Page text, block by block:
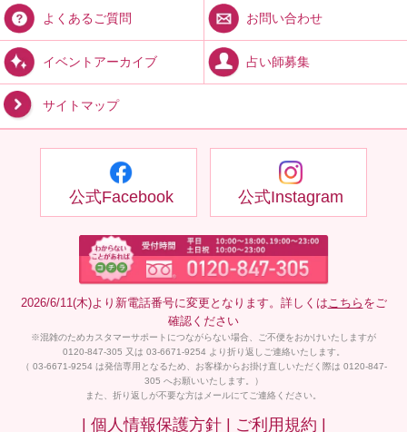
よくあるご質問 お問い合わせ
イベントアーカイブ 占い師募集
サイトマップ
公式Facebook 公式Instagram
2026/6/11(木)より新電話番号に変更となります。詳しくは こちら をご
確認ください
※混雑のためカスタマーサポートにつながらない場合、ご不便をおかけいたしますが
0120-847-305 又は 03-6671-9254 より折り返しご連絡いたします。
（ 03-6671-9254 は発信専用となるため、お客様からお掛け直しいただく際は 0120-847-
305 へお願いいたします。）
また、折り返しが不要な方はメールにてご連絡ください。
| 個人情報保護方針 | ご利用規約 |